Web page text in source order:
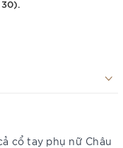
cổ tay phụ nữ Châu